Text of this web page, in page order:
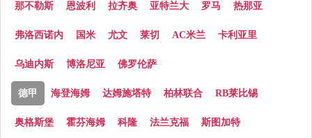
那不勒斯 恩波利 拉齐奥 亚特兰大 罗马 热那亚
弗洛西诺内 国米 尤文 莱切 AC米兰 卡利亚里
乌迪内斯 博洛尼亚 佛罗伦萨
德甲 海登海姆 达姆施塔特 柏林联合 RB莱比锡
奥格斯堡 霍芬海姆 科隆 法兰克福 斯图加特